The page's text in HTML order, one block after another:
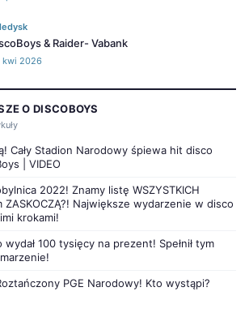
& Raider- Vabank
kwi 2026
O DISCOBOYS
Cały Stadion Narodowy śpiewa hit disco
| VIDEO
2022! Znamy listę WSZYSTKICH
Największe wydarzenie w disco
krokami!
100 tysięcy na prezent! Spełnił tym
PGE Narodowy! Kto wystąpi?